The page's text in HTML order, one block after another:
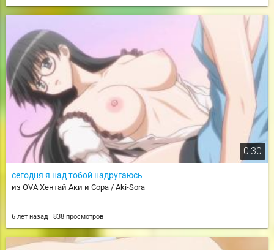
0:30
сегодня я над тобой надругаюсь
из OVA Хентай Аки и Сора / Aki-Sora
6 лет назад 838 просмотров